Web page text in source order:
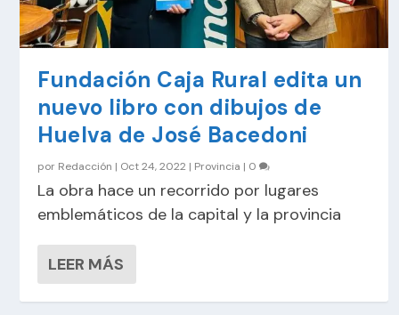
Fundación Caja Rural edita un
nuevo libro con dibujos de
Huelva de José Bacedoni
por Redacción | Oct 24, 2022 | Provincia | 0
La obra hace un recorrido por lugares
emblemáticos de la capital y la provincia
LEER MÁS